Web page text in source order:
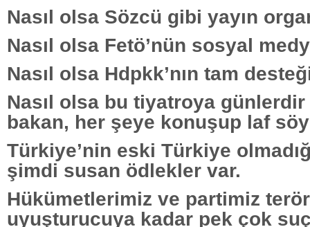
Nasıl olsa Sözcü gibi yayın
Nasıl olsa Fetö’nün sosyal
Nasıl olsa Hdpkk’nın tam
Nasıl olsa bu tiyatroya
bakan, her şeye konuşup laf
Türkiye’nin eski Türkiye
şimdi susan ödlekler var.
Hükümetlerimiz ve partimiz
uyuşturucuya kadar pek çok